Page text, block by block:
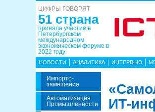
ЦИФРЫ ГОВОРЯТ
51 страна
приняла участие в
Петербургском
международном
экономическом форуме в
2022 году
НОВОСТИ АНАЛИТИКА ИНТЕРВЬЮ
Импорто­
Замещение
Автоматизация
Промышленности
ИТ-